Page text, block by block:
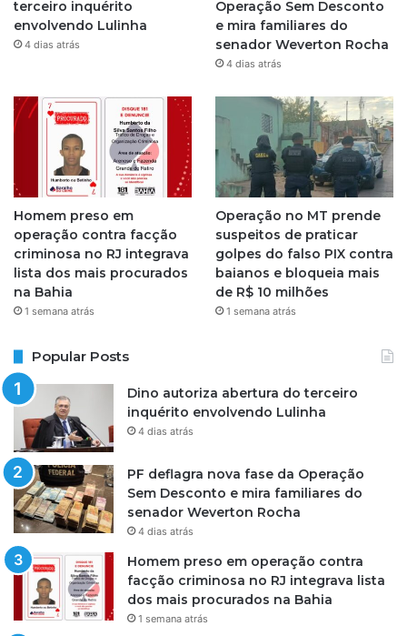
terceiro inquérito
envolvendo Lulinha
4 dias atrás
Operação Sem Desconto
e mira familiares do
senador Weverton Rocha
4 dias atrás
Homem preso em
operação contra facção
criminosa no RJ integrava
lista dos mais procurados
na Bahia
1 semana atrás
Operação no MT prende
suspeitos de praticar
golpes do falso PIX contra
baianos e bloqueia mais
de R$ 10 milhões
1 semana atrás
Popular Posts
Dino autoriza abertura do terceiro
inquérito envolvendo Lulinha
4 dias atrás
PF deflagra nova fase da Operação
Sem Desconto e mira familiares do
senador Weverton Rocha
4 dias atrás
Homem preso em operação contra
facção criminosa no RJ integrava lista
dos mais procurados na Bahia
1 semana atrás